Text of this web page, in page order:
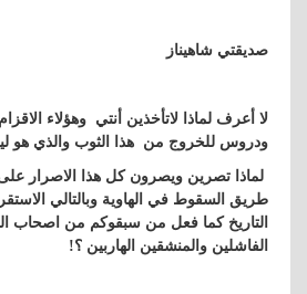
صديقتي شاهيناز
لا أعرف لماذا لاتأخذين أنتي وهؤلاء
ودروس للخروج من هذا الثوب والذي هو
لماذا تصرين ويصرون كل هذا الاصرار
طريق السقوط في الهاوية وبالتالي
التاريخ كما فعل من سبقوكم من اصحاب
الفاشلين والمنشقين الهاربين ؟!